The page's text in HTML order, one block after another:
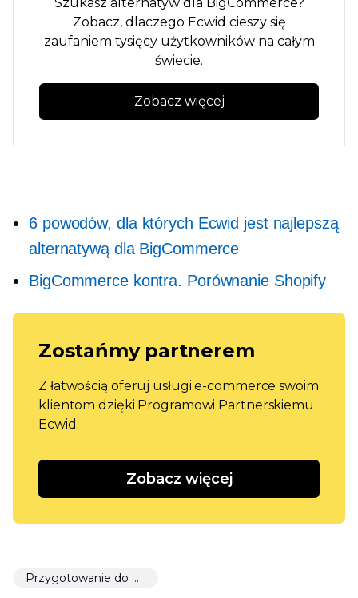
Szukasz alternatyw dla BigCommerce?
Zobacz, dlaczego Ecwid cieszy się
zaufaniem tysięcy użytkowników na całym
świecie.
Zobacz więcej
6 powodów, dla których Ecwid jest najlepszą
alternatywą dla BigCommerce
BigCommerce kontra. Porównanie Shopify
Zostańmy partnerem
Z łatwością oferuj usługi e-commerce swoim
klientom dzięki Programowi Partnerskiemu
Ecwid.
Zobacz więcej
Przygotowanie do uruchomienia